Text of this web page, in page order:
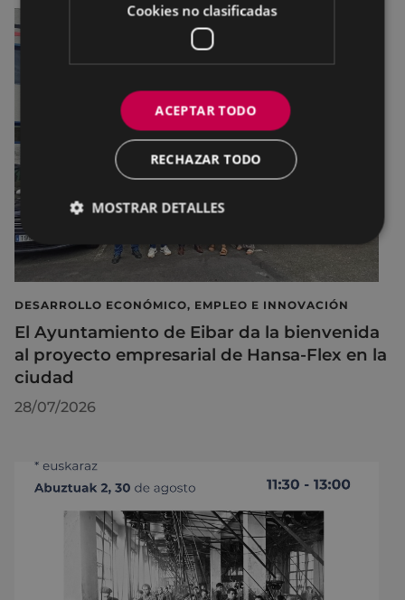
DESARROLLO ECONÓMICO, EMPLEO E INNOVACIÓN
El Ayuntamiento de Eibar da la bienvenida
al proyecto empresarial de Hansa-Flex en la
ciudad
28/07/2026
Cookies no clasificadas
ACEPTAR TODO
RECHAZAR TODO
MOSTRAR DETALLES